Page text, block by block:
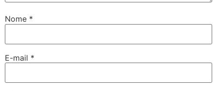
Nome *
E-mail *